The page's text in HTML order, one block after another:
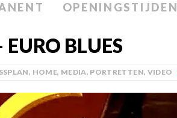
OPENINGSTIJDEN
EURO BLUES
, HOME, MEDIA, PORTRETTEN, VIDEO